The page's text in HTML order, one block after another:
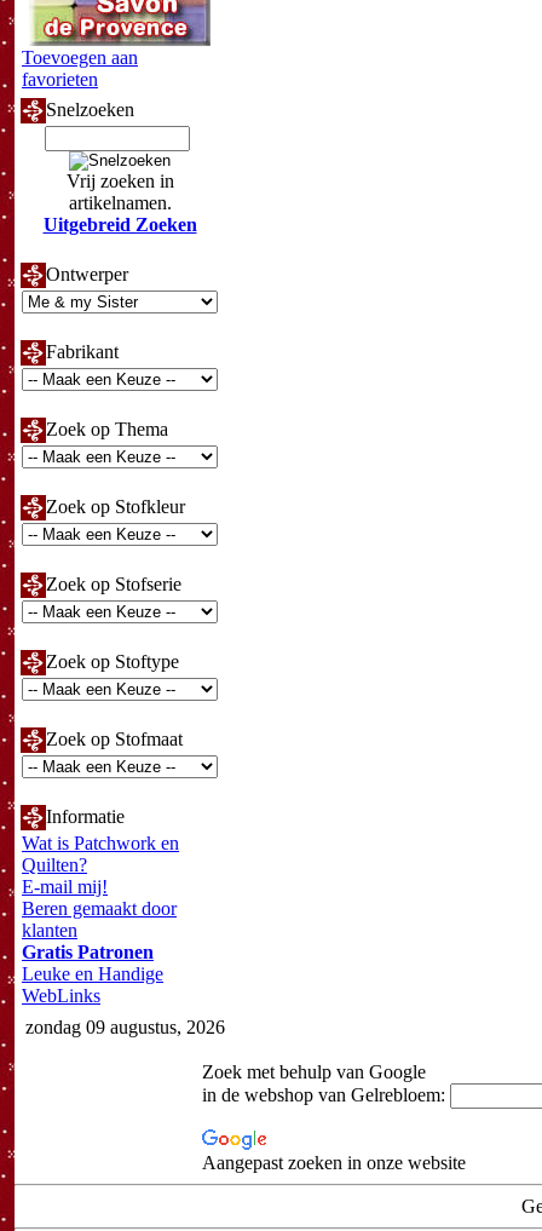
Toevoegen aan
favorieten
Snelzoeken
Vrij zoeken in
artikelnamen.
Uitgebreid Zoeken
Ontwerper
Fabrikant
Zoek op Thema
Zoek op Stofkleur
Zoek op Stofserie
Zoek op Stoftype
Zoek op Stofmaat
Informatie
Wat is Patchwork en
Quilten?
E-mail mij!
Beren gemaakt door
klanten
Gratis Patronen
Leuke en Handige
WebLinks
zondag 09 augustus, 2026
Zoek met behulp van Google
in de webshop van Gelrebloem:
Aangepast zoeken in onze website